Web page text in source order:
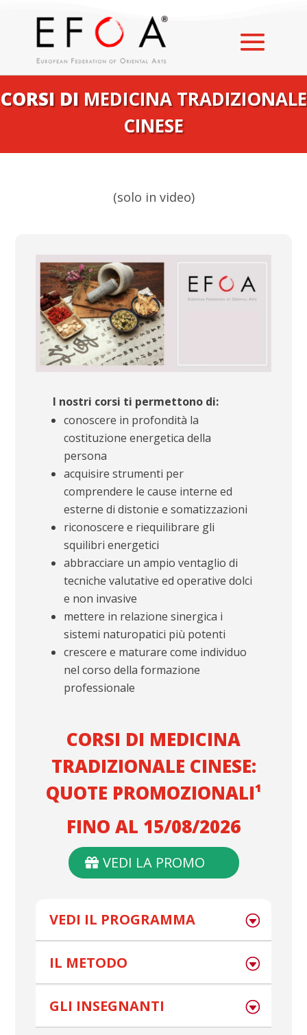
CORSI DI MEDICINA TRADIZIONALE
CINESE
(solo in video)
I nostri corsi ti permettono di:
conoscere in profondità la
costituzione energetica della
persona
acquisire strumenti per
comprendere le cause interne ed
esterne di distonie e somatizzazioni
riconoscere e riequilibrare gli
squilibri energetici
abbracciare un ampio ventaglio di
tecniche valutative ed operative dolci
e non invasive
mettere in relazione sinergica i
sistemi naturopatici più potenti
crescere e maturare come individuo
nel corso della formazione
professionale
CORSI DI MEDICINA
TRADIZIONALE CINESE:
QUOTE PROMOZIONALI¹
FINO AL 15/08/2026
VEDI LA PROMO
VEDI IL PROGRAMMA
IL METODO
GLI INSEGNANTI